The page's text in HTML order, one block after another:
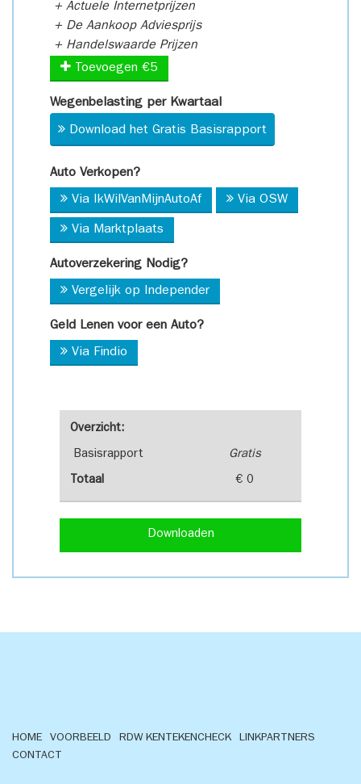
Overzicht:
Basisrapport Gratis
Totaal € 0
Downloaden
+ Actuele Internetprijzen
+ De Aankoop Adviesprijs
+ Handelswaarde Prijzen
Toevoegen €5
Wegenbelasting per Kwartaal
Download het Gratis Basisrapport
Auto Verkopen?
Via IkWilVanMijnAutoAf Via OSW
Via Marktplaats
Autoverzekering Nodig?
Vergelijk op Independer
Geld Lenen voor een Auto?
Via Findio
HOME VOORBEELD RDW KENTEKENCHECK
LINKPARTNERS
CONTACT